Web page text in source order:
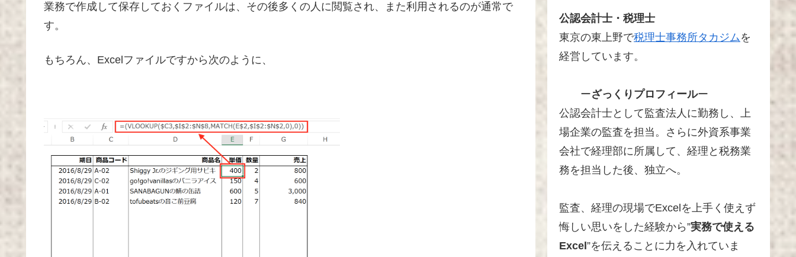
業務で作成して保存しておくファイルは、その後多くの人に閲覧され、また利用されるのが通常で
す。
もちろん、Excelファイルですから次のように、
公認会計士・税理士
東京の東上野で税理士事務所タカジムを
経営しています。
ーざっくりプロフィールー
公認会計士として監査法人に勤務し、上
場企業の監査を担当。さらに外資系事業
会社で経理部に所属して、経理と税務業
務を担当した後、独立へ。
監査、経理の現場でExcelを上手く使えず
悔しい思いをした経験から”実務で使える
Excel ”を伝えることに力を入れていま